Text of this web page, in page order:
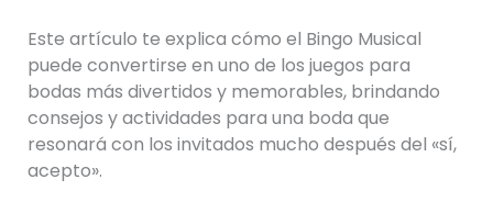
Este artículo te explica cómo el Bingo Musical
puede convertirse en uno de los juegos para
bodas más divertidos y memorables, brindando
consejos y actividades para una boda que
resonará con los invitados mucho después del «sí,
acepto».